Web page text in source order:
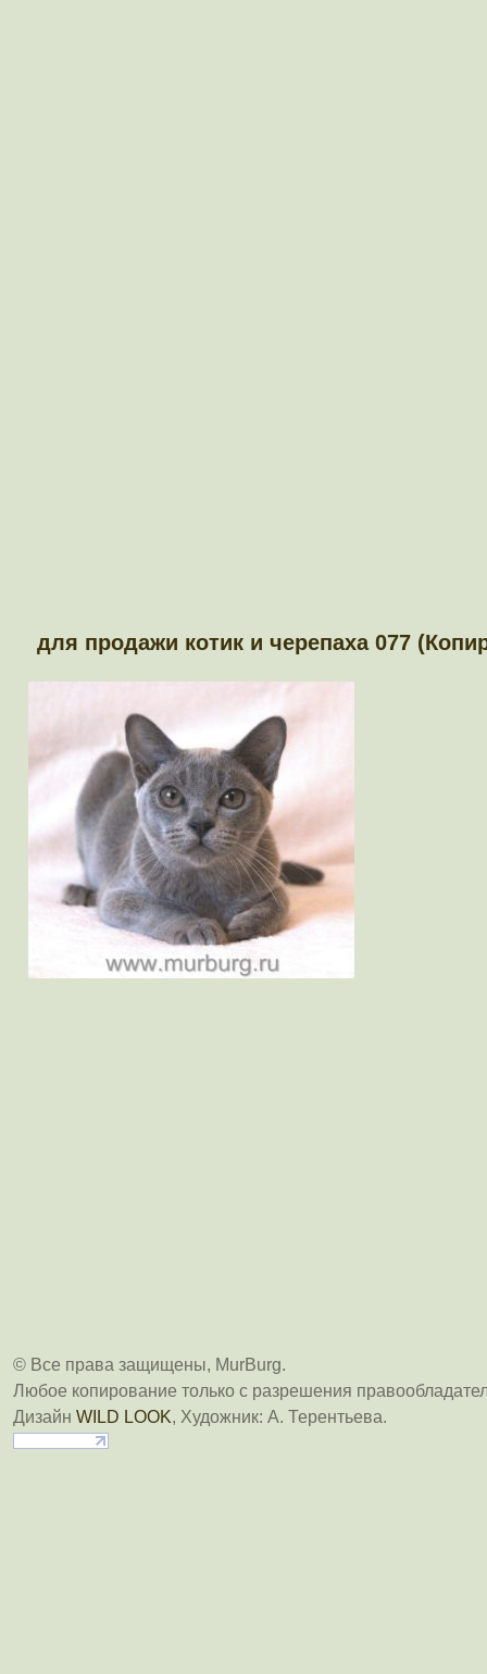
для продажи котик и черепаха 077
© Все права защищены, MurBurg.
Любое копирование только с разрешения
Дизайн WILD LOOK, Художник: А. Терентьева.